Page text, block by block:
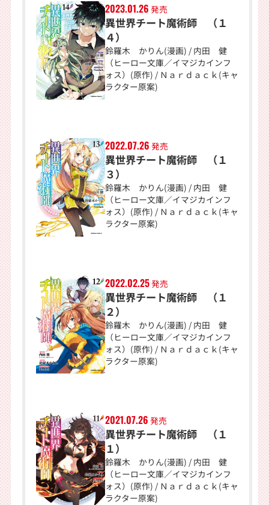
2023.01.26 発売
異世界チート魔術師 （１
４）
鈴羅木 かりん(漫画) / 内田 健
（ヒーロー文庫／イマジカインフ
ォス）(原作) / Ｎａｒｄａｃｋ(キャ
ラクター原案)
2022.07.26 発売
異世界チート魔術師 （１
３）
鈴羅木 かりん(漫画) / 内田 健
（ヒーロー文庫／イマジカインフ
ォス）(原作) / Ｎａｒｄａｃｋ(キャ
ラクター原案)
2022.02.25発売
異世界チート魔術師 （１
２）
鈴羅木 かりん(漫画) / 内田 健
（ヒーロー文庫／イマジカインフ
ォス）(原作) / Ｎａｒｄａｃｋ(キャ
ラクター原案)
2021.07.26 発売
異世界チート魔術師 （１
１）
鈴羅木 かりん(漫画) / 内田 健
（ヒーロー文庫／イマジカインフ
ォス）(原作) / Ｎａｒｄａｃｋ(キャ
ラクター原案)